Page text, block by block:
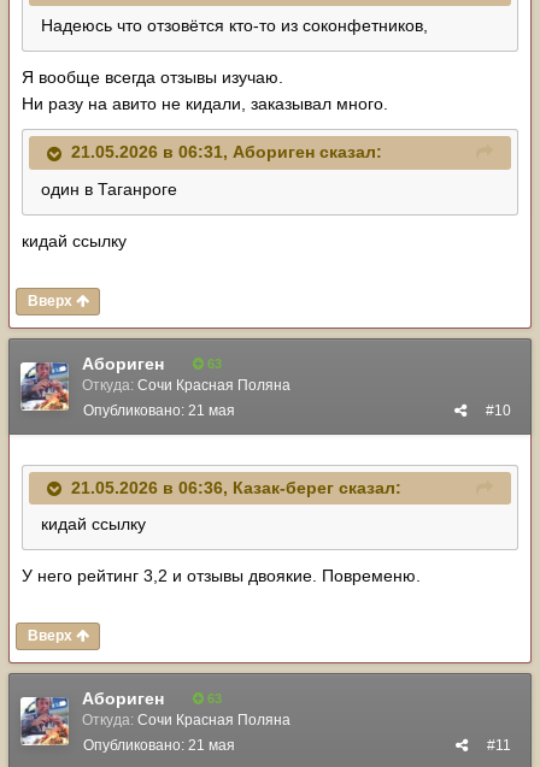
Надеюсь что отзовётся кто-то из соконфетников,
Я вообще всегда отзывы изучаю.
Ни разу на авито не кидали, заказывал много.
21.05.2026 в 06:31, Абориген сказал:
один в Таганроге
кидай ссылку
Вверх
Абориген 63
Откуда: Сочи Красная Поляна
#10
Опубликовано: 21 мая
21.05.2026 в 06:36, Казак-берег сказал:
кидай ссылку
У него рейтинг 3,2 и отзывы двоякие. Повременю.
Вверх
Абориген 63
Откуда: Сочи Красная Поляна
#11
Опубликовано: 21 мая